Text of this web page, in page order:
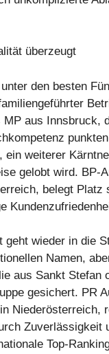
überzeugt
den besten
MP aus Innsbruck,
ein weiterer
gelobt wird. BP-
belegt Platz
geht wieder in die
Namen,
aus Sankt Stefan
gesichert. PR
Niederösterreich,
Zuverlässigkeit
Top-